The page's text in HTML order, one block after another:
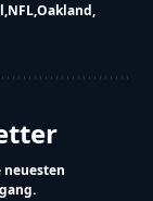
NFLOakland